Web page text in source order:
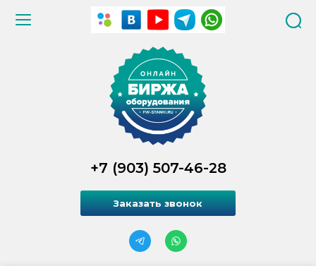
+7 (903) 507-46-28
Заказать звонок